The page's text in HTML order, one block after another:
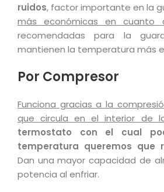
ruidos, factor importante en la
más económicas en cuanto
recomendadas para la
mantienen la temperatura más
Por Compresor
Funciona gracias a la
que circula en el interior de
termostato con el cual
temperatura queremos que
Dan una mayor capacidad de
potencia al enfriar.